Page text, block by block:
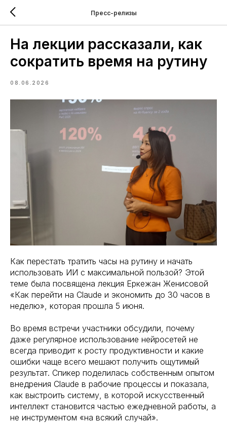
Пресс-релизы
На лекции рассказали, как
сократить время на рутину
08.06.2026
Как перестать тратить часы на рутину и начать
использовать ИИ с максимальной пользой? Этой
теме была посвящена лекция Еркежан Женисовой
«Как перейти на Claude и экономить до 30 часов в
неделю», которая прошла 5 июня.
Во время встречи участники обсудили, почему
даже регулярное использование нейросетей не
всегда приводит к росту продуктивности и какие
ошибки чаще всего мешают получить ощутимый
результат. Спикер поделилась собственным опытом
внедрения Claude в рабочие процессы и показала,
как выстроить систему, в которой искусственный
интеллект становится частью ежедневной работы, а
не инструментом «на всякий случай».